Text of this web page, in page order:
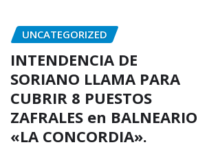
UNCATEGORIZED
INTENDENCIA DE
SORIANO LLAMA PARA
CUBRIR 8 PUESTOS
ZAFRALES en BALNEARIO
«LA CONCORDIA».